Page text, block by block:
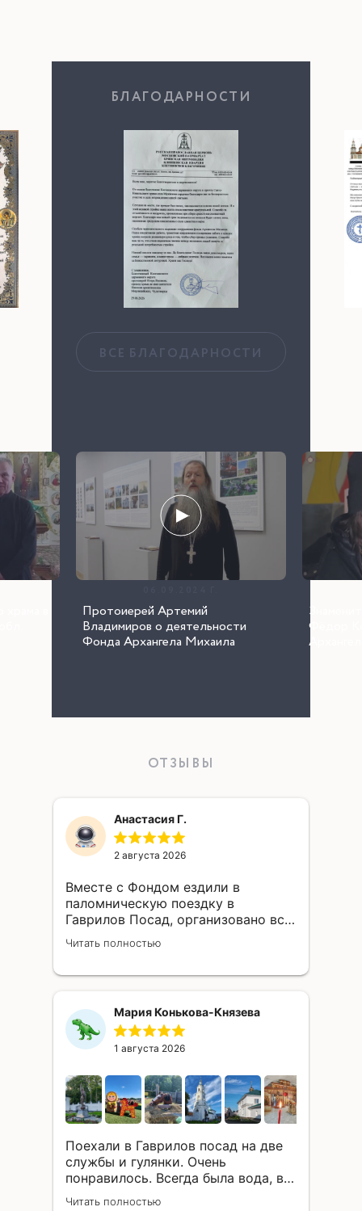
БЛАГОДАРНОСТИ
ВСЕ БЛАГОДАРНОСТИ
Протоиерей Артемий
Владимиров о деятельности
Фонда Архангела Михаила
Фёдор
ОТЗЫВЫ
Анастасия Г.
2 августа 2026
Вместе с Фондом ездили в
паломническую поездку в
Гаврилов Посад, организовано всё
было на высшем уровне!
Сотрудники Фонда - отзывчивые,
успешно воплощая проекты по
спасению российских
православных храмов один за
Читать полностью
Мария Конькова-Князева
1 августа 2026
Поехали в Гаврилов посад на две
службы и гулянки. Очень
понравилось. Всегда была вода, в
начале поездки мы посетили храм,
Читать полностью